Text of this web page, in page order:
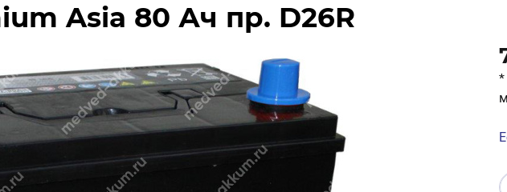
Asia 80 Ач пр. D26R
*